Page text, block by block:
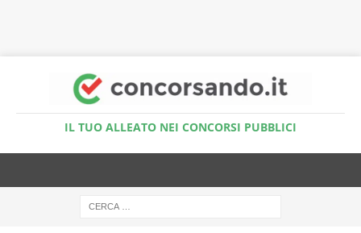
IL TUO ALLEATO NEI CONCORSI PUBBLICI